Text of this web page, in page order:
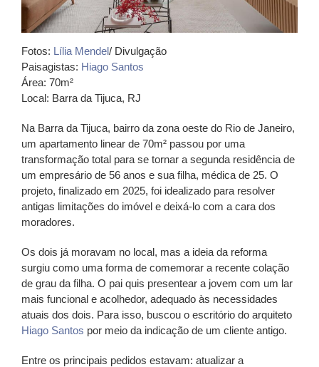
Fotos: Lília Mendel/ Divulgação
Paisagistas: Hiago Santos
Área: 70m²
Local: Barra da Tijuca, RJ
Na Barra da Tijuca, bairro da zona oeste do Rio de Janeiro,
um apartamento linear de 70m² passou por uma
transformação total para se tornar a segunda residência de
um empresário de 56 anos e sua filha, médica de 25. O
projeto, finalizado em 2025, foi idealizado para resolver
antigas limitações do imóvel e deixá-lo com a cara dos
moradores.
Os dois já moravam no local, mas a ideia da reforma
surgiu como uma forma de comemorar a recente colação
de grau da filha. O pai quis presentear a jovem com um lar
mais funcional e acolhedor, adequado às necessidades
atuais dos dois. Para isso, buscou o escritório do arquiteto
Hiago Santos por meio da indicação de um cliente antigo.
Entre os principais pedidos estavam: atualizar a